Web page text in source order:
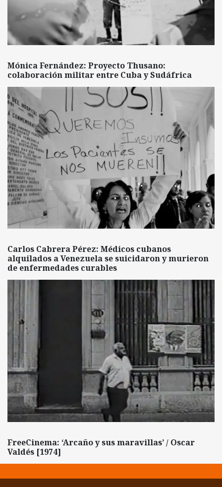
Mónica Fernández: Proyecto Thusano:
colaboración militar entre Cuba y Sudáfrica
Carlos Cabrera Pérez: Médicos cubanos
alquilados a Venezuela se suicidaron y murieron
de enfermedades curables
FreeCinema: ‘Arcaño y sus maravillas’ / Oscar
Valdés [1974]